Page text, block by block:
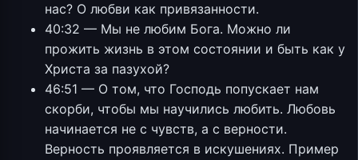
нас? О любви как привязанности.
40:32 — Мы не любим Бога. Можно ли
прожить жизнь в этом состоянии и быть как у
Христа за пазухой?
46:51 — О том, что Господь попускает нам
скорби, чтобы мы научились любить. Любовь
начинается не с чувств, а с верности.
Верность проявляется в искушениях. Пример